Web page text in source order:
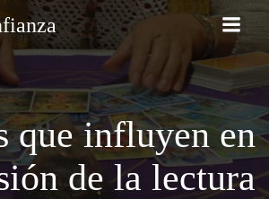
Saltar
al
contenido
que influyen en
de la lectura